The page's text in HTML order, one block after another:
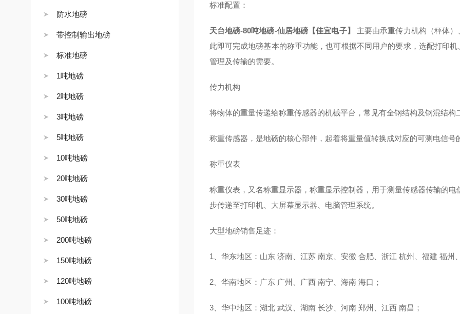
防水地磅
带控制输出地磅
标准地磅
1吨地磅
2吨地磅
3吨地磅
5吨地磅
10吨地磅
20吨地磅
30吨地磅
50吨地磅
200吨地磅
150吨地磅
120吨地磅
100吨地磅
标准配置：
天台地磅-80吨地磅-仙居地磅【佳宜电子】 主要由承重传力机构（秤体
此即可完成地磅基本的称重功能，也可根据不同用户的要求，选配打印
管理及传输的需要。
传力机构
将物体的重量传递给称重传感器的机械平台，常见有全钢结构及钢混结构
称重传感器，是地磅的核心部件，起着将重量值转换成对应的可测电信号
称重仪表
称重仪表，又名称重显示器，称重显示控制器，用于测量传感器传输的
步传递至打印机、大屏幕显示器、电脑管理系统。
大型地磅销售足迹：
1、华东地区：山东 济南、江苏 南京、安徽 合肥、浙江 杭州、福建 福州
2、华南地区：广东 广州、广西 南宁、海南 海口；
3、华中地区：湖北 武汉、湖南 长沙、河南 郑州、江西 南昌；